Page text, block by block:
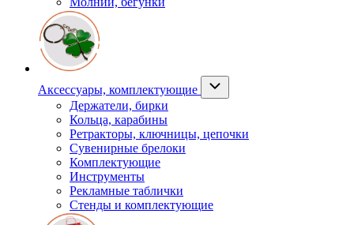
Аксессуары, комплектующие
Держатели, бирки
Кольца, карабины
Ретракторы, ключницы, цепочки
Сувенирные брелоки
Комплектующие
Инструменты
Рекламные таблички
Стенды и комплектующие